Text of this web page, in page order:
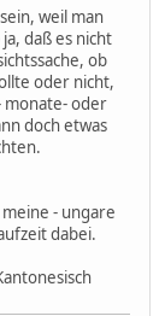
weil man
daß es nicht
ob
oder nicht,
monate- oder
doch etwas
- ungare
dabei.